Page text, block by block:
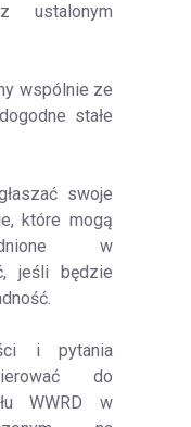
ustalonym
wspólnie ze
stałe
swoje
które mogą
w
jeśli będzie
i pytania
do
WWRD w